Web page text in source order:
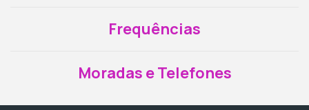
Frequências
Moradas e Telefones